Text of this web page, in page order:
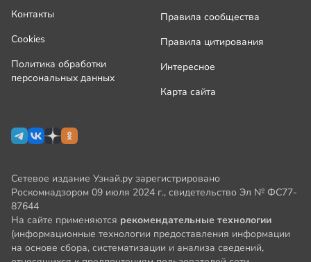
Контакты
Cookies
Политика обработки
персональных данных
Правила сообщества
Правила цитирования
Интересное
Карта сайта
Сетевое издание Узнай.ру зарегистрировано
Роскомнадзором 09 июля 2024 г., свидетельство Эл № ФС77-
87644
На сайте применяются рекомендательные технологии
(информационные технологии предоставления информации
на основе сбора, систематизации и анализа сведений,